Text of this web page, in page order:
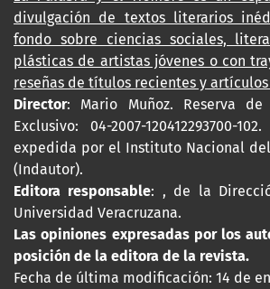
divulgación de textos literarios
fondo sobre ciencias sociales,
plásticas de artistas jóvenes o con
reseñas de títulos recientes y
Director: Mario Muñoz. Reserva
Exclusivo: 04-2007-120412293700-
expedida por el Instituto Nacional
(Indautor).
Editora responsable: , de la
Universidad Veracruzana.
Las opiniones expresadas por los
posición de la editora de la revista.
Fecha de última modificación: 14 de